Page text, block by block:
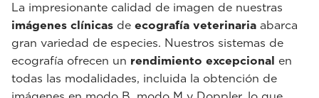
La impresionante calidad de imagen de nuestras
imágenes clínicas de ecografía veterinaria abarca
gran variedad de especies. Nuestros sistemas de
ecografía ofrecen un rendimiento excepcional en
todas las modalidades, incluida la obtención de